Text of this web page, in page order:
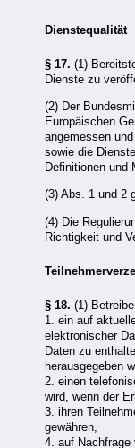
Dienstequalität
§ 17. (1)
Dienste zu
(2) Der
Europäischen
angemessen
sowie die
Definitionen und
(3) Abs. 1 und 2
(4) Die
Richtigkeit und
§ 18. (1)
1. ein auf
elektronischer
Daten zu
herausgegeben
2. einen
wird, wenn der
3. ihren
gewähren,
4. auf